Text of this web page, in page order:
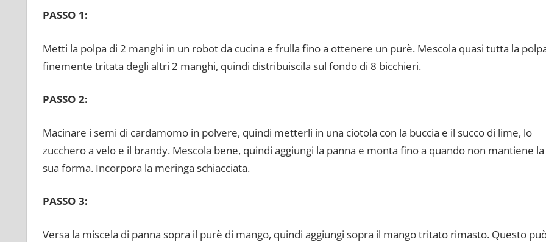
PASSO 1:
Metti la polpa di 2 manghi in un robot da cucina e frulla fino a ottenere un purè. Mescola quasi tutta la
finemente tritata degli altri 2 manghi, quindi distribuiscila sul fondo di 8 bicchieri.
PASSO 2:
Macinare i semi di cardamomo in polvere, quindi metterli in una ciotola con la buccia e il succo di lime, lo
zucchero a velo e il brandy. Mescola bene, quindi aggiungi la panna e monta fino a quando non mantiene la
sua forma. Incorpora la meringa schiacciata.
PASSO 3:
Versa la miscela di panna sopra il purè di mango, quindi aggiungi sopra il mango tritato rimasto. Questo